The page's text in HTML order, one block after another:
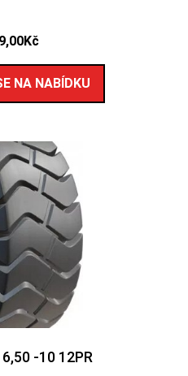
Kč
NA NABÍDKU
-10 12PR